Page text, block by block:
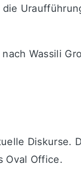
Wassili
Diskurse.
Oval Office.